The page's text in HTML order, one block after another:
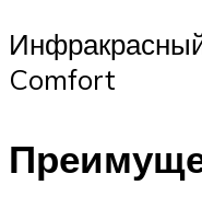
Comfort